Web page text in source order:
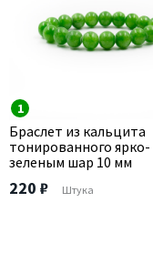
1
Браслет из кальцита
тонированного ярко-
зеленым шар 10 мм
220 ₽ Штука